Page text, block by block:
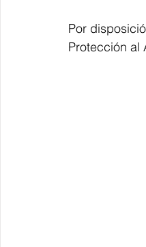
Por
Protección al